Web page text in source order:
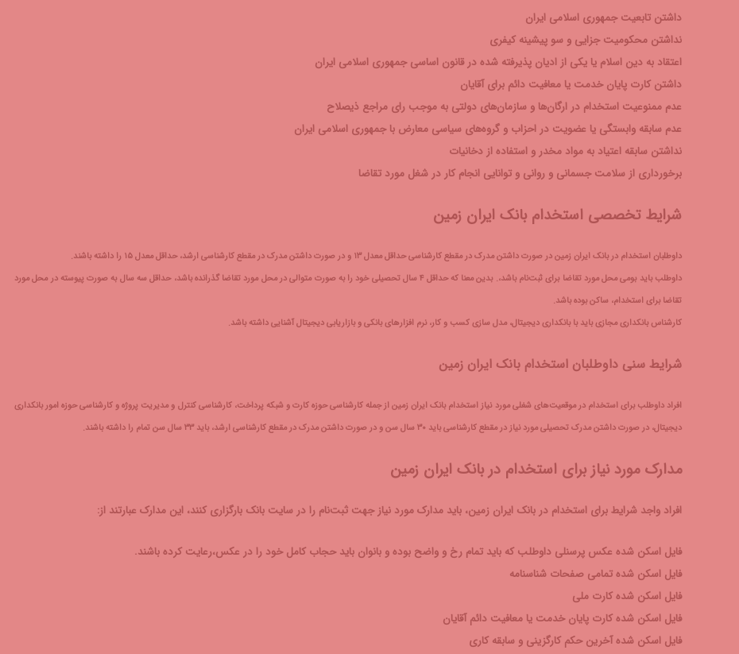
داشتن تابعیت جمهوری اسلامی ایران
نداشتن محکومیت جزایی و سو پیشینه کیفری
اعتقاد به دین اسلام یا یکی از ادیان پذیرفته شده در قانون اساسی جمهوری اسلامی ایران
داشتن کارت پایان خدمت یا معافیت دائم برای آقایان
عدم ممنوعیت استخدام در ارگان‌ها و سازمان‌های دولتی به موجب رای مراجع ذیصلاح
عدم سابقه وابستگی یا عضویت در احزاب و‌ گروه‌های سیاسی معارض با جمهوری اسلامی ایران
نداشتن سابقه اعتیاد به مواد مخدر و استفاده از دخانیات
برخورداری از سلامت جسمانی و‌ روانی و توانایی انجام کار در شغل مورد تقاضا
شرایط تخصصی استخدام بانک ایران زمین
داوطلبان استخدام در بانک ایران زمین در صورت داشتن مدرک در مقطع کارشناسی حداقل معدل ۱۳ و در صورت داشتن مدرک در مقطع کارشناسی ارشد، حداقل معدل ۱۵ را داشته باشند.
داوطلب باید بومی محل مورد تقاضا برای ثبت‌نام باشد،. بدین معنا که حداقل ۴ سال تحصیلی خود را به صورت متوالی در محل مورد تقاضا گذرانده باشد، حداقل سه سال به صورت پیوسته در محل مورد
تقاضا برای استخدام، ساکن بوده باشد.
کارشناس بانکداری مجازی باید با بانکداری دیجیتال، مدل سازی کسب و کار، نرم افزار‌های بانکی و بازاریابی دیجیتال آشنایی داشته باشد.
شرایط سنی داوطلبان استخدام بانک ایران زمین
افراد داوطلب برای استخدام در موقعیت‌های شغلی مورد نیاز استخدام بانک ایران زمین از جمله کارشناسی حوزه کارت و شبکه پرداخت، کارشناسی کنترل و مدیریت پروژه و کارشناسی حوزه امور بانکداری
دیجیتال، در صورت داشتن مدرک تحصیلی مورد نیاز در مقطع کارشناسی باید ۳۰ سال سن و در صورت داشتن مدرک در مقطع کارشناسی ارشد، باید ۳۳ سال سن تمام را داشته باشند.
مدارک مورد نیاز برای استخدام در بانک ایران زمین
افراد واجد شرایط برای استخدام در بانک ایران زمین، باید مدارک مورد نیاز جهت ثبت‌نام را در سایت بانک بارگزاری کنند، این مدارک عبارتند از:
فایل اسکن شده عکس پرسنلی داوطلب که باید تمام رخ و واضح بوده و بانوان باید حجاب کامل خود را در عکس،رعایت کرده باشند.
فایل اسکن شده تمامی صفحات شناسنامه
فایل اسکن شده کارت ملی
فایل اسکن شده کارت پایان خدمت یا معافیت دائم آقایان
فایل اسکن شده آخرین حکم کارگزینی و سابقه کاری